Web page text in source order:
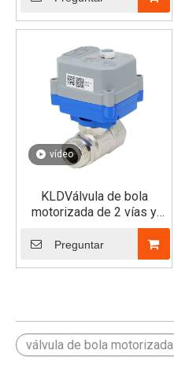
vídeo
KLDVálvula de bola
motorizada de 2 vías y
diámetro reducido 30S/SJ
(macho x hembra)
Preguntar
válvula de bola motorizada